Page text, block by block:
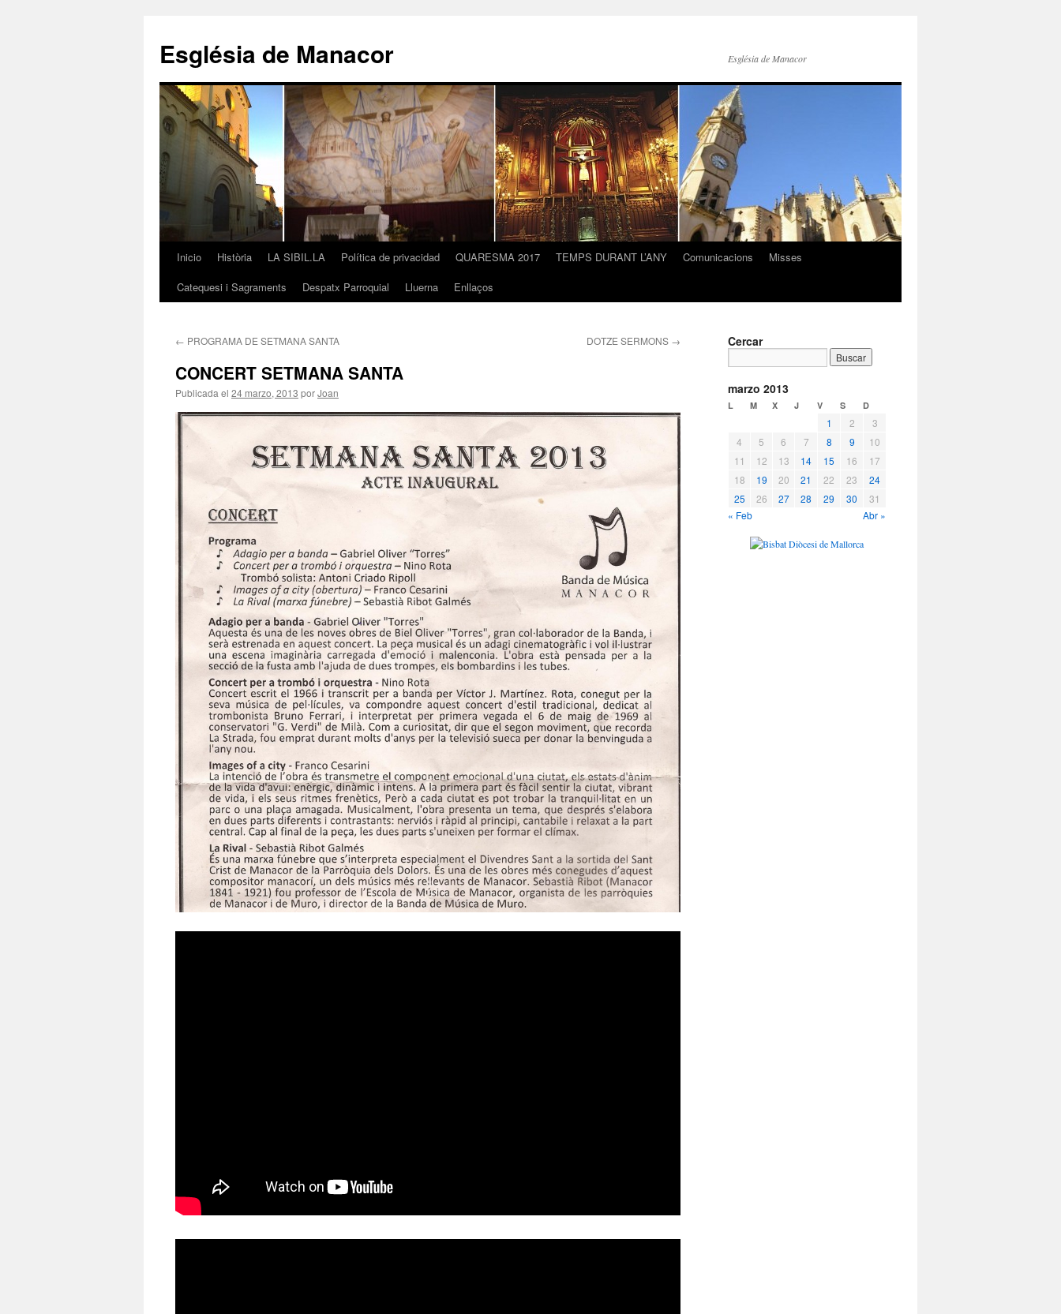
contenido
Església de Manacor Església de Manacor
Inicio Història LA SIBIL.LA Política de privacidad QUARESMA 2017 TEMPS DURANT L’ANY Comunicacions
Misses
Catequesi i Sagraments
Despatx Parroquial Lluerna Enllaços
← PROGRAMA DE SETMANA SANTA DOTZE SERMONS →
CONCERT SETMANA SANTA
Publicada el 24 marzo, 2013 porJoan
Cercar
marzo 2013
L M X J V S D
1 2
3
4
5 6 7 8 9
10
11
12 13 14 15 16
17
18
19 20 21 22 23
24
25
26 27 28 29 30
31
« Feb
Abr »